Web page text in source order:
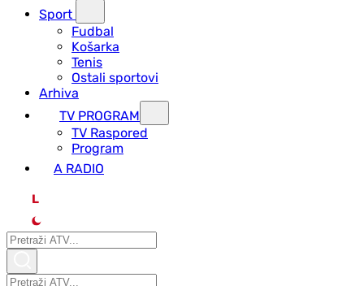
Sport
Fudbal
Košarka
Tenis
Ostali sportovi
Arhiva
TV PROGRAM
ТV Raspored
Program
A RADIO
L